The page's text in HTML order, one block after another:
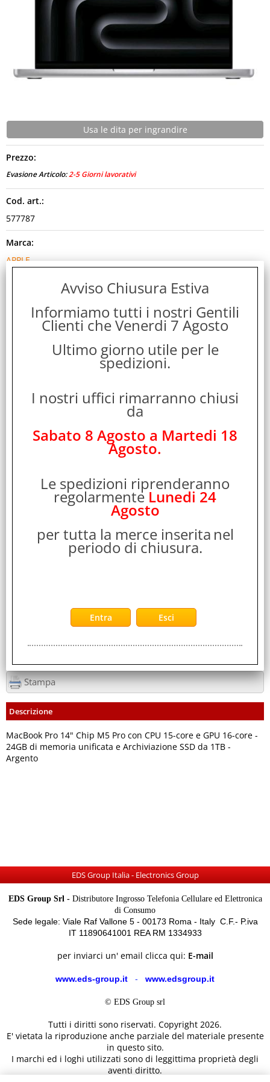
Usa le dita per ingrandire
Prezzo:
Evasione Articolo:2-5 Giorni lavorativi
Cod. art.:
577787
Marca:
APPLE
Pollici Schermo:
Garanzia:
Disponibilità:
Non Disponibile
Stampa
Descrizione
MacBook Pro 14" Chip M5 Pro con CPU 15-core e GPU 16-core -
24GB di memoria unificata e Archiviazione SSD da 1TB -
Argento
EDS Group Italia - Electronics Group
EDS Group Srl -Distributore Ingrosso Telefonia Cellulare ed Elettronica
di Consumo
Sede legale: Viale Raf Vallone 5 - 00173 Roma - Italy C.F.- P.iva
IT 11890641001 REA RM 1334933
per inviarci un' email clicca qui: E-mail
www.eds-group.it - www.edsgroup.it
© EDS Group srl
Tutti i diritti sono riservati. Copyright 2026.
E' vietata la riproduzione anche parziale del materiale presente
in questo sito.
I marchi ed i loghi utilizzati sono di leggittima proprietà degli
aventi diritto.
Avviso Chiusura Estiva
Informiamo tutti i nostri Gentili
Clienti che Venerdi 7 Agosto
Ultimo giorno utile per le
spedizioni.
I nostri uffici rimarranno chiusi
da
Sabato 8 Agosto a Martedi 18
Agosto.
Le spedizioni riprenderanno
regolarmente Lunedi 24
Agosto
per tutta la merce inserita nel
periodo di chiusura.